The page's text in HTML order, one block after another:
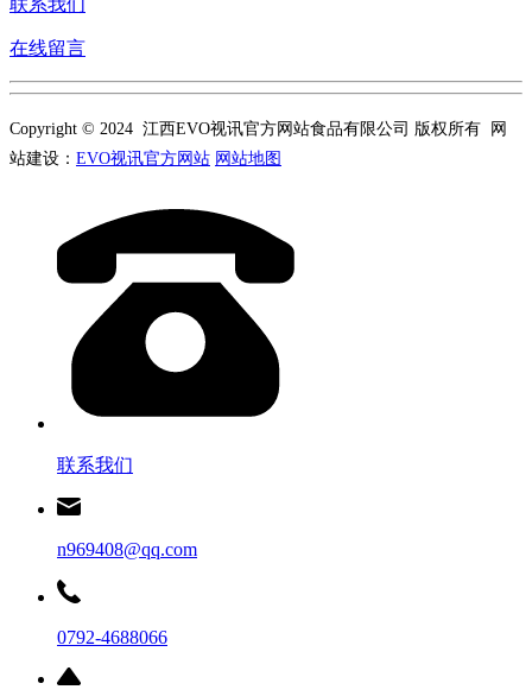
在线留言
Copyright © 2024 江西EVO视讯官方网站食品有限公司 版权所有 网
站建设： EVO视讯官方网站 网站地图
联系我们
n969408@qq.com
0792-4688066